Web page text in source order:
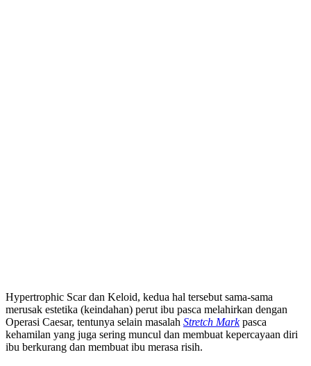
Hypertrophic Scar dan Keloid, kedua hal tersebut sama-sama
merusak estetika (keindahan) perut ibu pasca melahirkan dengan
Operasi Caesar, tentunya selain masalah Stretch Markpasca
kehamilan yang juga sering muncul dan membuat kepercayaan diri
ibu berkurang dan membuat ibu merasa risih.